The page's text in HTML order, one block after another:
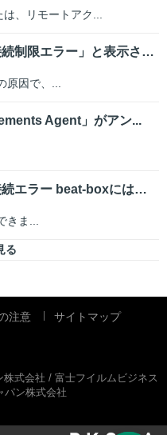
、リモートアク...
【リモートアクセス】「接続制限エラー」と表示されました
原因で、...
Agent」がアン...
【リモートアクセス】「接続エラー beat-boxには接続できましたが、接...
きま...
る
注意 サイトマップ
式会社 / 富士フイルムビジネス
パン株式会社